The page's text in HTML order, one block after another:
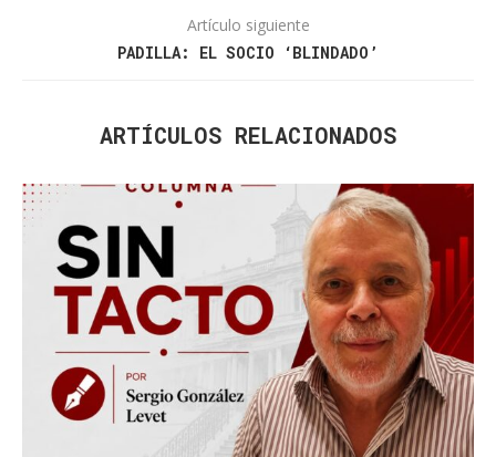
Artículo siguiente
PADILLA: EL SOCIO ‘BLINDADO’
ARTÍCULOS RELACIONADOS